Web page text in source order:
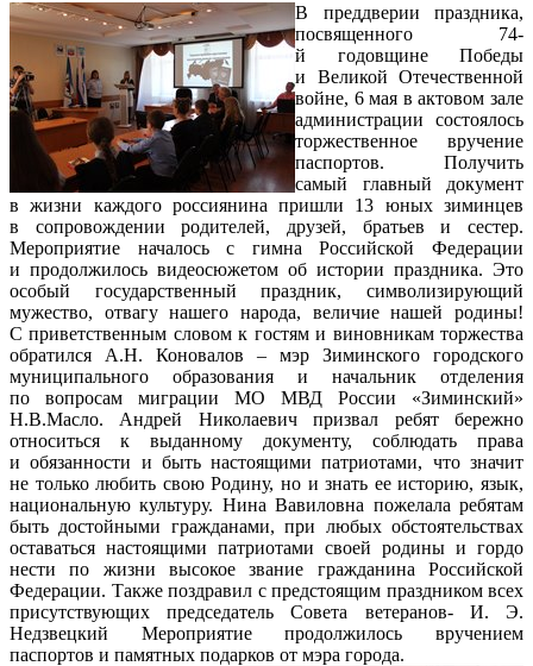
В преддверии праздника,
посвященного 74-
й годовщине Победы
и Великой Отечественной
войне, 6 мая в актовом зале
администрации состоялось
торжественное вручение
паспортов. Получить
самый главный документ
в жизни каждого россиянина пришли 13 юных зиминцев
в сопровождении родителей, друзей, братьев и сестер.
Мероприятие началось с гимна Российской Федерации
и продолжилось видеосюжетом об истории праздника. Это
особый государственный праздник, символизирующий
мужество, отвагу нашего народа, величие нашей родины!
С приветственным словом к гостям и виновникам торжества
обратился А.Н. Коновалов – мэр Зиминского городского
муниципального образования и начальник отделения
по вопросам миграции МО МВД России «Зиминский»
Н.В.Масло. Андрей Николаевич призвал ребят бережно
относиться к выданному документу, соблюдать права
и обязанности и быть настоящими патриотами, что значит
не только любить свою Родину, но и знать ее историю, язык,
национальную культуру. Нина Вавиловна пожелала ребятам
быть достойными гражданами, при любых обстоятельствах
оставаться настоящими патриотами своей родины и гордо
нести по жизни высокое звание гражданина Российской
Федерации. Также поздравил с предстоящим праздником всех
присутствующих председатель Совета ветеранов- И. Э.
Недзвецкий Мероприятие продолжилось вручением
паспортов и памятных подарков от мэра города.